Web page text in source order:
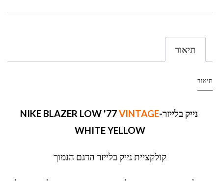
תיאור
תיאור
נייק בלייזר-NIKE BLAZER LOW '77VINTAGE
WHITE YELLOW
קולקציית נייק בלייזר הדגם הנמוך